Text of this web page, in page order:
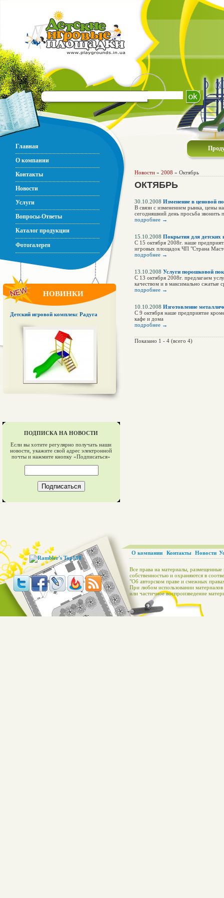
Главная
О компании
Контакты
Новости
Услуги
Вопросы-Ответы
Каталог продукции
Фотогалерея
НОВИНКИ
Детский игровой комплекс Радуга
ПОДПИСКА НА НОВОСТИ
Если вы хотите регулярно получать наши
новости, укажите свой адрес электронной
почты и нажмите кнопку «Подписаться»
Новости » 2008 » Октябрь
ОКТЯБРЬ
30.10.2008 Изменение в ценовой
В связи с изменением рынка, цены
сегодняшний день просьба звонить
подробнее →
15.10.2008 Покрытия для детских
С 15 октября 2008г. наше
игровых площадок ЧП "Страна
подробнее →
13.10.2008 Услуги порошковой
С 13 октября 2008г. предлагаем
качеством и в максимально сжатые
подробнее →
10.10.2008 Изготовление
С 9 октября наше предприятие
кафе и дома
подробнее →
Показано 1 - 4 (всего 4)
О компании Контакты Новости
Все права на материалы, размещенные
собственностью и охраняются в
"Об авторском праве и смежных
При любом использовании
или частичное воспроизведение